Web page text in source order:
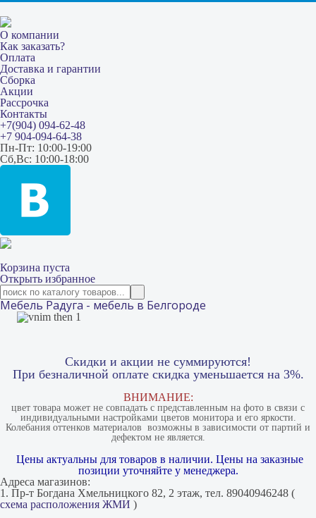
О компании
Как заказать?
Оплата
Доставка и гарантии
Сборка
Акции
Рассрочка
Контакты
+7(904) 094-62-48
+7 904-094-64-38
Пн-Пт: 10:00-19:00
Сб,Вс: 10:00-18:00
Корзина пуста
Открыть избранное
Мебель Радуга - мебель в Белгороде
Скидки и акции не суммируются!
При безналичной оплате скидка уменьшается на 3%.
ВНИМАНИЕ:
цвет товара может не совпадать с представленным на фото в связи с
индивидуальными настройками цветов монитора и его яркости.
Колебания оттенков материалов​ ​ возможны в зависимости от партий и
дефектом не является.
Цены актуальны для товаров в наличии. Цены на заказные
позиции уточняйте у менеджера.
Адреса магазинов:
1. Пр-т Богдана Хмельницкого 82, 2 этаж, тел. 89040946248 (
схема расположения ЖМИ )